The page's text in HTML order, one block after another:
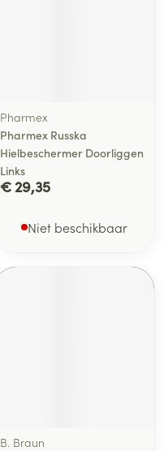
Pharmex
Pharmex Russka
Hielbeschermer Doorliggen
Links
€ 29,35
Niet beschikbaar
B. Braun